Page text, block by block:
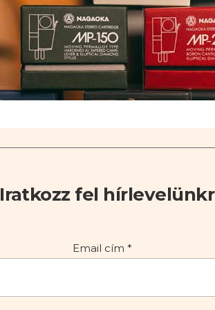
Iratkozz fel
Email cím *